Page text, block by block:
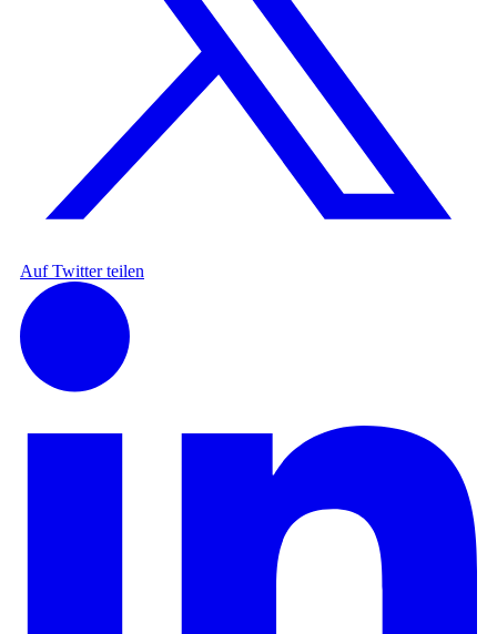
Auf Twitter teilen